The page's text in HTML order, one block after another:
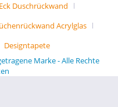
Eck Duschrückwand
Acrylglas
Designtapete
Marke - Alle Rechte